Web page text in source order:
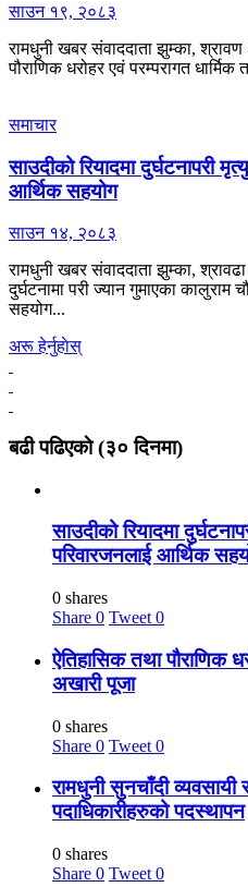
साउन १९, २०८३
रामधुनी खबर संवाददाता झुम्का,
पौराणिक धरोहर एवं परम्परागत
समाचार
साउदीको रियादमा दुर्घटनापरी
आर्थिक सहयोग
साउन १४, २०८३
रामधुनी खबर संवाददाता झुम्का,
दुर्घटनामा परी ज्यान गुमाएका कालुराम
सहयोग...
अरू हेर्नुहाेस्
बढी पढिएकाे (३० दिनमा)
साउदीको रियादमा
परिवारजनलाई आर्थिक
0 shares
Share 0 Tweet 0
ऐतिहासिक तथा पौराणिक
अखारी पूजा
0 shares
Share 0 Tweet 0
रामधुनी सुनचाँदी व्यवसायी
पदाधिकारीहरुको पदस्थापन
0 shares
Share 0 Tweet 0